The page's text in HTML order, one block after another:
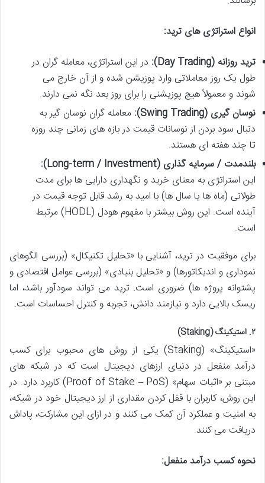
انواع استراتژی های ترید:
ترید روزانه (Day Trading):
در این استراتژی، معامله گران در
طول یک روز معاملاتی وارد پوزیشن شده و از آن خارج می
شوند و معمولاً هیچ پوزیشنی را برای روز بعد نگه نمی دارند.
نوسان گیری (Swing Trading):
معامله گران نوسان گیر به
دنبال سود بردن از نوسانات قیمت در بازه های زمانی چند روزه
تا چند هفته ای هستند.
بلندمدت / سرمایه گذاری (Long-term / Investment):
این استراتژی به معنای خرید و نگهداری دارایی ها برای مدت
طولانی (ماه ها یا سال ها) با امید به رشد قابل توجه قیمت در
آینده است. این روش بیشتر با مفهوم هودل (HODL) مرتبط
است.
برای موفقیت در ترید، آشنایی با «تحلیل تکنیکال» (بررسی الگوهای
نموداری و اندیکاتورها) و «تحلیل بنیادی» (بررسی عوامل اقتصادی و
پشتوانه پروژه ها) ضروری است. ترید می تواند سودآور باشد، اما
ریسک بالایی دارد و نیازمند دانش، تجربه و کنترل احساسات است.
۲. استیکینگ (Staking)
«استیکینگ» (Staking) یکی از روش های محبوب برای کسب
درآمد منفعل در دنیای ارزهای دیجیتال است که در شبکه های
مبتنی بر «اثبات سهام» (Proof of Stake – PoS) کاربرد دارد. در
این روش، کاربران با قفل کردن مقداری از ارز دیجیتال خود در شبکه،
به امنیت و عملکرد آن کمک می کنند و در ازای این مشارکت، پاداش
دریافت می کنند.
نحوه کسب درآمد منفعل: